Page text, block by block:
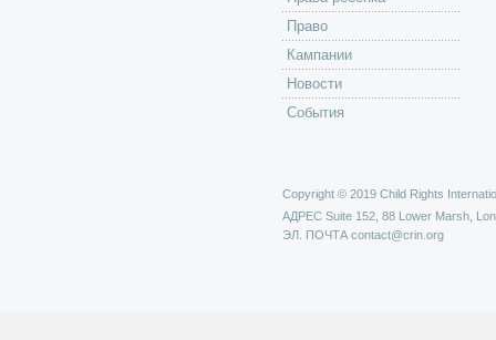
Право
Кампании
Новости
События
Copyright © 2019 Child Rights
АДРЕС Suite 152, 88 Lower Marsh,
ЭЛ. ПОЧТА contact@crin.org